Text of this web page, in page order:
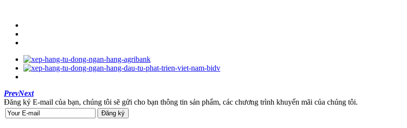
PrevNext
Đăng ký E-mail của bạn, chúng tôi sẽ gửi cho bạn thông tin sản phẩm, các chương trình khuyến mãi của chúng tôi.